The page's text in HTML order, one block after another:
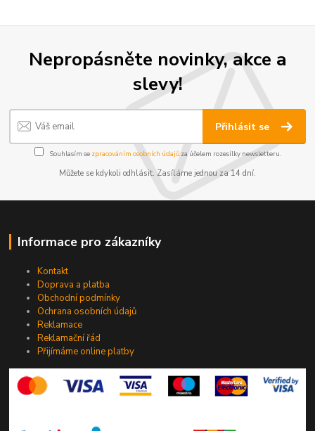
Nepropásněte novinky, akce a
slevy!
Přihlásit se
Souhlasím se zpracováním osobních údajůza účelem rozesílky newsletteru.
Můžete se kdykoli odhlásit. Zasíláme jednou za 14 dní.
Informace pro zákazníky
Kontakt
Doprava a platba
Obchodní podmínky
Ochrana osobních údajů
Reklamace
Reklamační řád
Přijímáme online platby